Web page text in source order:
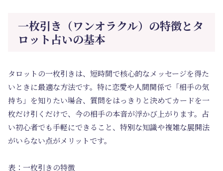
一枚引き（ワンオラクル）の特徴とタ
ロット占いの基本
タロットの一枚引きは、短時間で核心的なメッセージを得た
いときに最適な方法です。特に恋愛や人間関係で「相手の気
持ち」を知りたい場合、質問をはっきりと決めてカードを一
枚だけ引くだけで、今の相手の本音が浮かび上がります。占
い初心者でも手軽にできること、特別な知識や複雑な展開法
がいらない点がメリットです。
表：一枚引きの特徴